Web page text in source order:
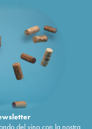
del vino con la nostra